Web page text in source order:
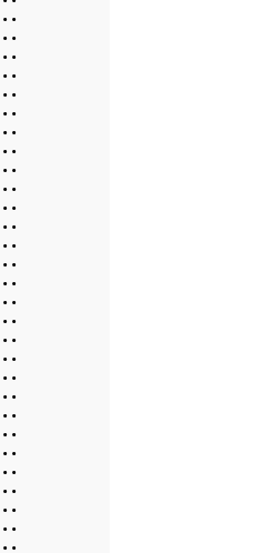
• •
• •
• •
• •
• •
• •
• •
• •
• •
• •
• •
• •
• •
• •
• •
• •
• •
• •
• •
• •
• •
• •
• •
• •
• •
• •
• •
• •
• •